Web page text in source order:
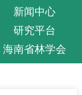
新闻中心
研究平台
海南省林学会